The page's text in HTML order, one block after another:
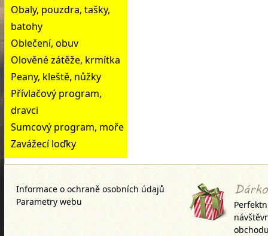
Obaly, pouzdra, tašky,
batohy
Oblečení, obuv
Olověné zátěže, krmítka
Peany, kleště, nůžky
Přívlačový program,
dravci
Sumcový program, moře
Zavážecí loďky
Informace o ochraně osobních údajů
Parametry webu